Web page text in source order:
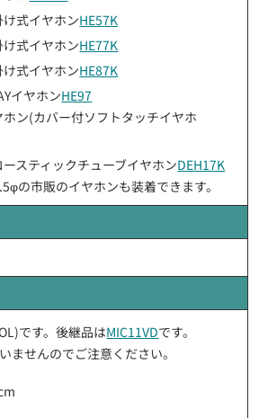
け式イヤホンHE57K
け式イヤホンHE77K
け式イヤホンHE87K
イヤホンHE97
ホン(カバー付ソフトタッチイヤホ
ースティックチューブイヤホンDEH17K
の市販のイヤホンも装着できます。
です。後継品はMIC11VDです。
ませんのでご注意ください。